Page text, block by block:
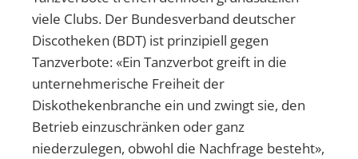
viele Clubs. Der Bundesverband deutscher
Discotheken (BDT) ist prinzipiell gegen
Tanzverbote: «Ein Tanzverbot greift in die
unternehmerische Freiheit der
Diskothekenbranche ein und zwingt sie, den
Betrieb einzuschränken oder ganz
niederzulegen, obwohl die Nachfrage besteht»,